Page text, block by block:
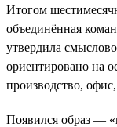
Итогом
объединённая
утвердила
ориентировано на
производство,
Появился образ —